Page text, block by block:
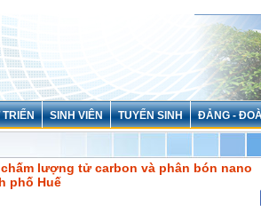
SINH VIÊN TUYỂN SINH ĐẢNG -
lượng tử carbon và phân bón nano
phố Huế